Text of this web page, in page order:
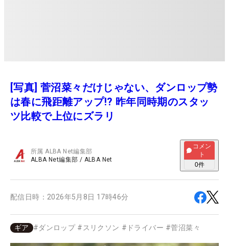
[写真] 菅沼菜々だけじゃない、ダンロップ勢
は春に飛距離アップ!? 昨年同時期のスタッ
ツ比較で上位にズラリ
所属ALBA Net編集部
ALBA Net編集部 / ALBA Net
コメン
ト
0件
配信日時： 2026年5月8日 17時46分
ギア #ダンロップ # スリクソン # ドライバー #菅沼菜々